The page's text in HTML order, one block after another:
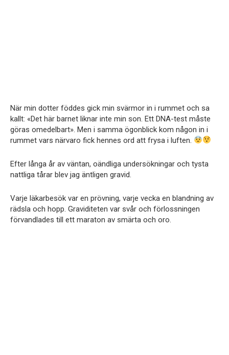
När min dotter föddes gick min svärmor in i rummet och sa
kallt: «Det här barnet liknar inte min son. Ett DNA-test måste
göras omedelbart». Men i samma ögonblick kom någon in i
rummet vars närvaro fick hennes ord att frysa i luften.
Efter långa år av väntan, oändliga undersökningar och tysta
nattliga tårar blev jag äntligen gravid.
Varje läkarbesök var en prövning, varje vecka en blandning av
rädsla och hopp. Graviditeten var svår och förlossningen
förvandlades till ett maraton av smärta och oro.